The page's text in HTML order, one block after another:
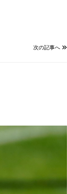
次の記事へ